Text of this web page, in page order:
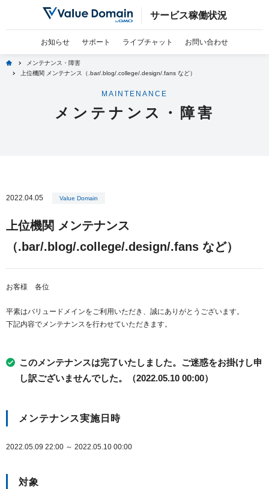
サービス稼働状況
お知らせ サポート ライブチャット お問い合わせ
home メンテナンス・障害
上位機関 メンテナンス（.bar/.blog/.college/.design/.fans など）
MAINTENANCE
メンテナンス・障害
2022.04.05 Value Domain
上位機関 メンテナンス
（.bar/.blog/.college/.design/.fans など）
お客様 各位
平素はバリュードメインをご利用いただき、誠にありがとうございます。
下記内容でメンテナンスを行わせていただきます。
このメンテナンスは完了いたしました。ご迷惑をお掛けし申
し訳ございませんでした。（2022.05.10 00:00）
メンテナンス実施日時
2022.05.09 22:00 ～ 2022.05.10 00:00
対象